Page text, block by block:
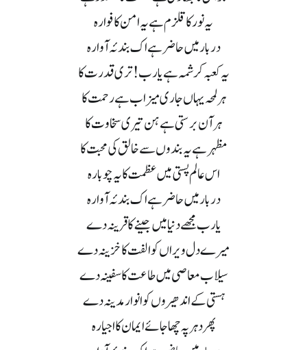
یہ نور کا قلزم ہے یہ امن کا فوارہ
دربار میں حاضر ہے اک بندئہ آوارہ
یہ کعبہ کرشمہ ہے یارب! تری قدرت کا
ہر لمحہ یہاں جاری میزاب ہے رحمت کا
ہر آن برستی ہے ہن تیری سخاوت کا
مظہر ہے یہ بندوں سے خالق کی محبت کا
اس عالم پستی میں عظمت کا یہ چوبارہ
دربار میں حاضر ہے اک بندئہ آوارہ
یارب مجھے دنیا میں جینے کا قرینہ دے
میرے دل ویراں کو الفت کا خزینہ دے
سیلاب معاصی میں طاعت کا سفینہ دے
ہستی کے اندھیروں کو انوار مدینہ دے
پھر دہر پہ چھا جائے ایمان کا اجیارہ